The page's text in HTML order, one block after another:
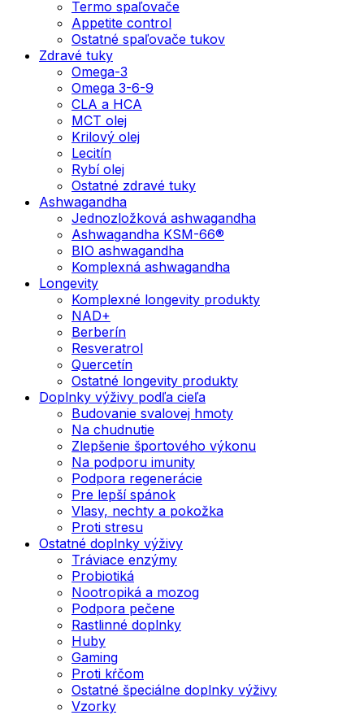
Termo spaľovače
Appetite control
Ostatné spaľovače tukov
Zdravé tuky
Omega-3
Omega 3-6-9
CLA a HCA
MCT olej
Krilový olej
Lecitín
Rybí olej
Ostatné zdravé tuky
Ashwagandha
Jednozložková ashwagandha
Ashwagandha KSM-66®
BIO ashwagandha
Komplexná ashwagandha
Longevity
Komplexné longevity produkty
NAD+
Berberín
Resveratrol
Quercetín
Ostatné longevity produkty
Doplnky výživy podľa cieľa
Budovanie svalovej hmoty
Na chudnutie
Zlepšenie športového výkonu
Na podporu imunity
Podpora regenerácie
Pre lepší spánok
Vlasy, nechty a pokožka
Proti stresu
Ostatné doplnky výživy
Tráviace enzýmy
Probiotiká
Nootropiká a mozog
Podpora pečene
Rastlinné doplnky
Huby
Gaming
Proti kŕčom
Ostatné špeciálne doplnky výživy
Vzorky